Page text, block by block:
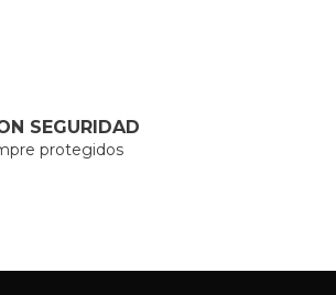
SEGURIDAD
protegidos